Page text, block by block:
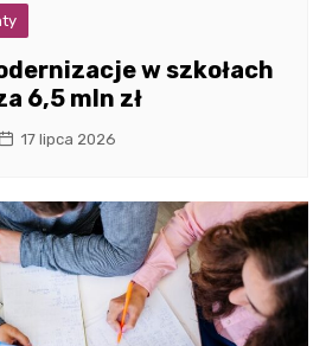
w szkołach
6,5 mln zł
17 lipca 2026